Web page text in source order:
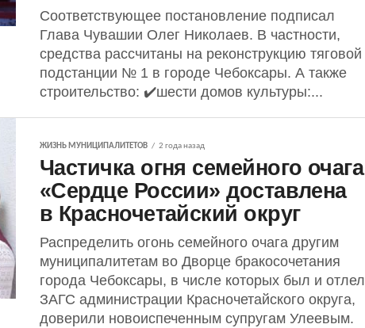
Соответствующее постановление подписал
Глава Чувашии Олег Николаев. В частности,
средства рассчитаны на реконструкцию тяговой
подстанции № 1 в городе Чебоксары. А также
строительство: ✔️шести домов культуры:...
ЖИЗНЬ МУНИЦИПАЛИТЕТОВ 2 года назад
Частичка огня семейного очага
«Сердце России» доставлена
в Красночетайский округ
Распределить огонь семейного очага другим
муниципалитетам во Дворце бракосочетания
города Чебоксары, в числе которых был и отлел
ЗАГС администрации Красночетайского округа,
доверили новоиспеченным супругам Улеевым.